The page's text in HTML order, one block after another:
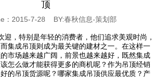
顶
：2015-7-28 BY:春秋信息-策划部
迎，特别是年轻的消费者，他们追求美观时尚，
集成吊顶则成为最关键的建材之一。在这样一
市场越来越广阔，前景也越来越好，既然集成
怎么做才能获得更多的商机呢？作为吊顶经销
的吊顶货源呢？哪家集成吊顶供应最优质？产